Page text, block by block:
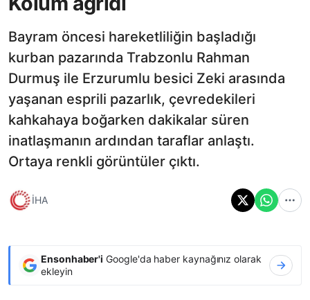
Bayram öncesi hareketliliğin başladığı
kurban pazarında Trabzonlu Rahman
Durmuş ile Erzurumlu besici Zeki arasında
yaşanan esprili pazarlık, çevredekileri
kahkahaya boğarken dakikalar süren
inatlaşmanın ardından taraflar anlaştı.
Ortaya renkli görüntüler çıktı.
İHA
Ensonhaber'i Google'da haber kaynağınız olarak
ekleyin